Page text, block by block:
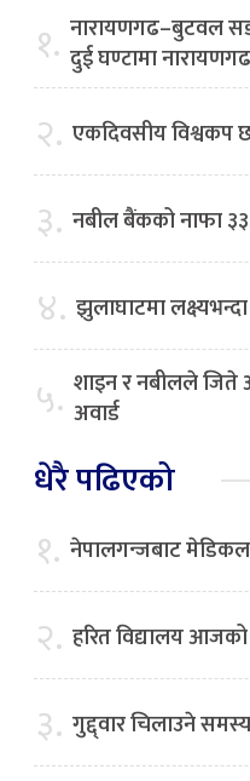
१. नारायणगढ–बुटवल
दुई घण्टामा
२. एकदिवसीय विश्वकप
३. नबील बैंकको नाफा
४. झुलाघाटमा
५. शाइन र नबीलले जिते
अवार्ड
धेरै पढिएको
१. नेपालगन्जबाट
२. हरित विद्यालय
३. गुद्द्वार चिलाउने